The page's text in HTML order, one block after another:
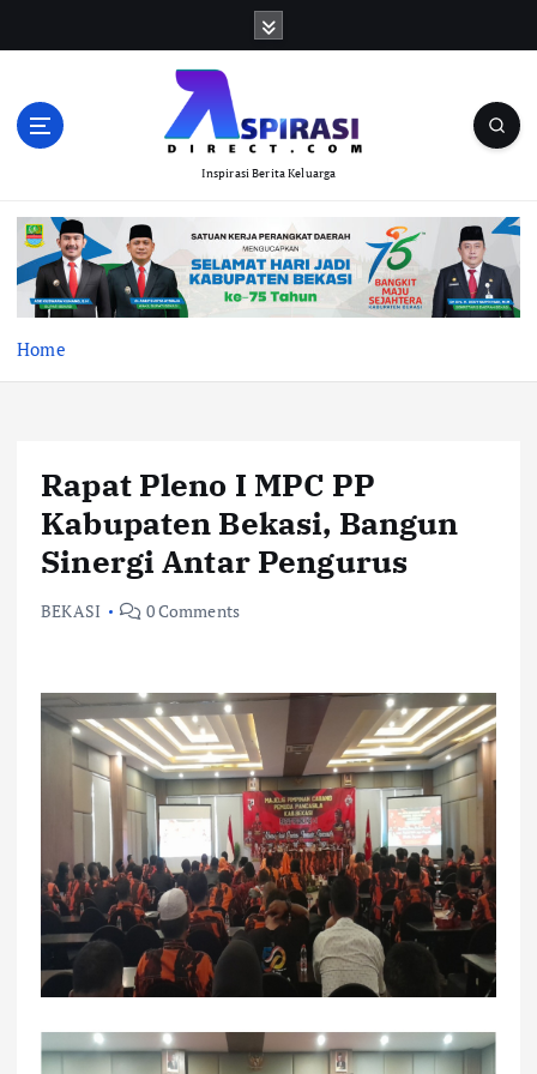
Inspirasi Berita Keluarga
Home
Rapat Pleno I MPC PP
Kabupaten Bekasi, Bangun
Sinergi Antar Pengurus
BEKASI 0 Comments